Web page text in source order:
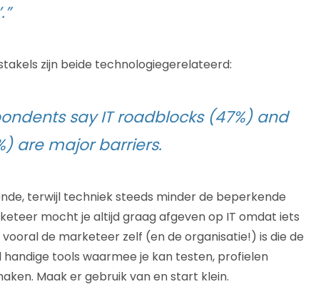
zijn beide technologiegerelateerd:
say IT roadblocks (47%) and
are major barriers.
terwijl techniek steeds minder de beperkende
mocht je altijd graag afgeven op IT omdat iets
de marketeer zelf (en de organisatie!) is die de
tools waarmee je kan testen, profielen
Maak er gebruik van en start klein.